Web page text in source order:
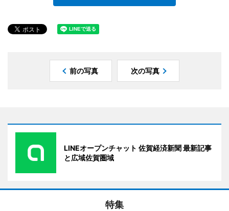
前の写真 次の写真
LINEオープンチャット 佐賀経済新聞 最新記事
と広域佐賀圏域
特集